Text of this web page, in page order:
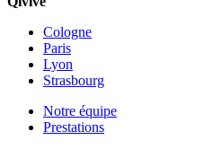
Cologne
Paris
Lyon
Strasbourg
Notre équipe
Prestations